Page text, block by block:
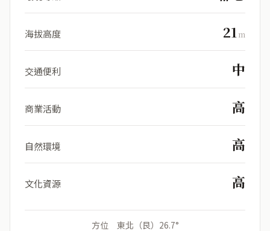
海拔高度 21m
交通便利 中
商業活動 高
自然環境 高
文化資源 高
方位 東北（艮）26.7°